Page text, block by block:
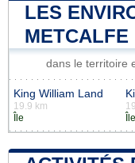
LES
METCALFE
dans le territoire
King William Land
19.9 km
Île
Île